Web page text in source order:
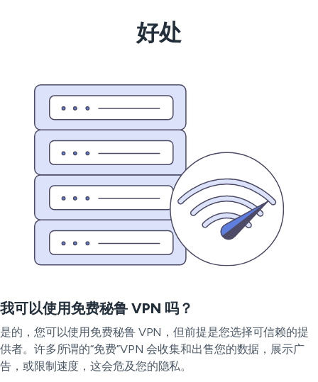
好处
我可以使用免费秘鲁 VPN 吗？
是的，您可以使用免费秘鲁 VPN，但前提是您选择可信赖的提
供者。许多所谓的“免费”VPN 会收集和出售您的数据，展示广
告，或限制速度，这会危及您的隐私。